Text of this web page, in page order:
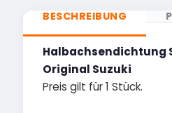
BESCHREIBUNG
Halbachsendichtung
Original Suzuki
Preis gilt für 1 Stück.